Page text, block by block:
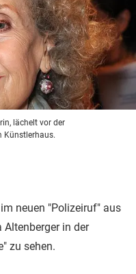
lächelt vor der
Künstlerhaus.
neuen "Polizeiruf" aus
Altenberger in der
zu sehen.